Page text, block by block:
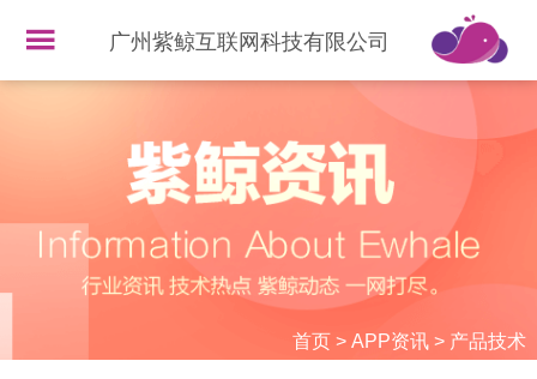
广州紫鲸互联网科技有限公司
首页> APP资讯> 产品技术